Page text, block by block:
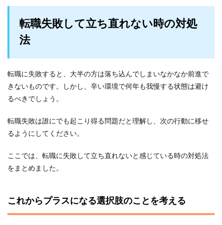
転職失敗して立ち直れない時の対処
法
転職に失敗すると、大半の方は落ち込んでしまいなかなか前進で
きないものです。しかし、辛い環境で何年も我慢する状態は避け
るべきでしょう。
転職失敗は誰にでも起こり得る問題だと理解し、次の行動に移せ
るようにしてください。
ここでは、転職に失敗して立ち直れないと感じている時の対処法
をまとめました。
これからプラスになる選択肢のことを考える